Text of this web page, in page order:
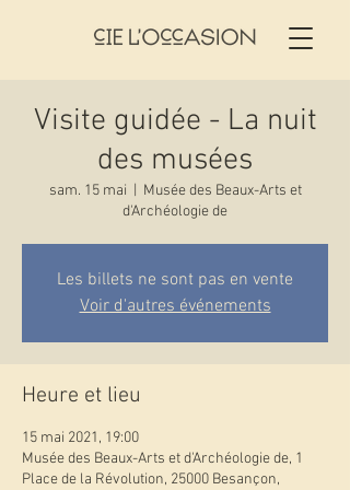
Visite guidée - La nuit
des musées
sam. 15 mai
Musée des Beaux-Arts et
d'Archéologie de
Les billets ne sont pas en vente
Voir d'autres événements
Heure et lieu
15 mai 2021, 19:00
Musée des Beaux-Arts et d'Archéologie de, 1
Place de la Révolution, 25000 Besançon,